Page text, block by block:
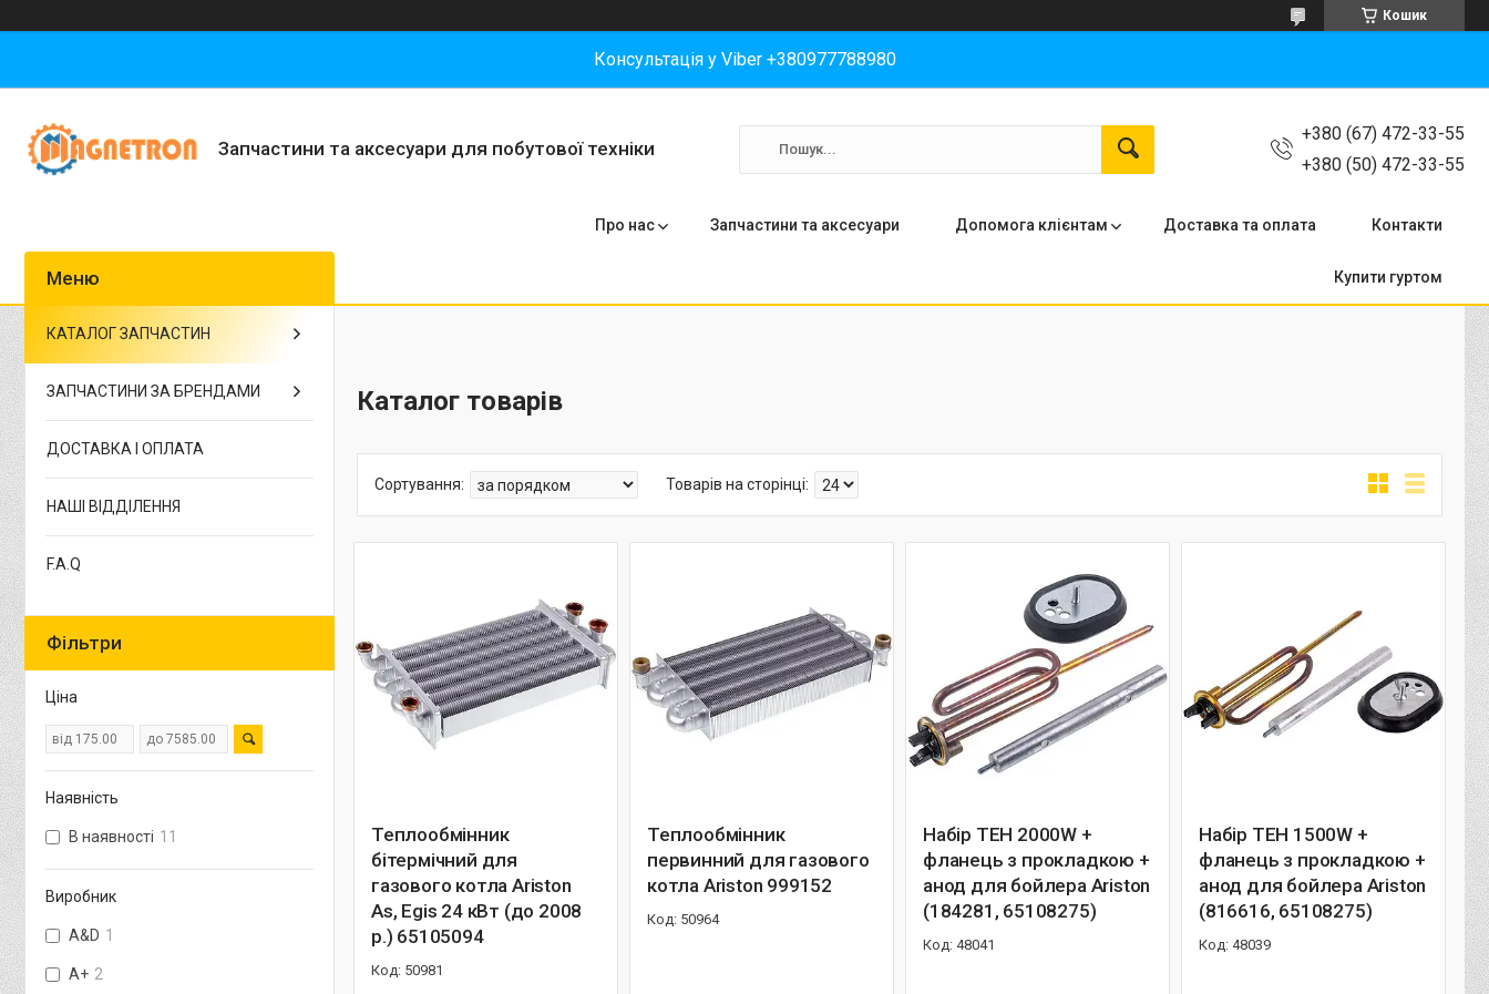
Кошик
Консультація у Viber +380977788980
Запчастини та аксесуари для побутової техніки
+380 (67) 472-33-55
+380 (50) 472-33-55
Про нас Запчастини та аксесуари Допомога клієнтам Доставка та оплата Контакти
Купити гуртом
Каталог товарів
Теплообмінник
бітермічний для
газового котла Ariston
As, Egis 24 кВт (до 2008
р.) 65105094
50981
Теплообмінник
первинний для газового
котла Ariston 999152
50964
Набір ТЕН 2000W +
фланець з прокладкою +
анод для бойлера Ariston
(184281, 65108275)
48041
Набір ТЕН 1500W +
фланець з прокладкою +
анод для бойлера Ariston
(816616, 65108275)
48039
КАТАЛОГ ЗАПЧАСТИН
ЗАПЧАСТИНИ ЗА БРЕНДАМИ
ДОСТАВКА І ОПЛАТА
НАШІ ВІДДІЛЕННЯ
F.A.Q
Фільтри
Ціна
Наявність
В наявності 11
Виробник
A&D 1
A+ 2